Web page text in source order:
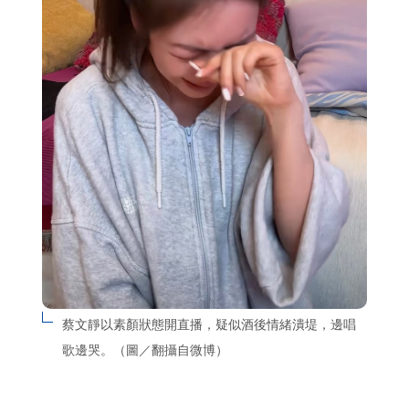
蔡文靜以素顏狀態開直播，疑似酒後情緒潰堤，邊唱
歌邊哭。（圖／翻攝自微博）